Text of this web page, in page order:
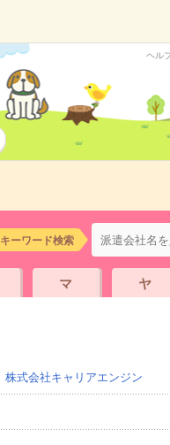
ヘル
キーワード検索
マ ヤ
株式会社キャリアエンジン